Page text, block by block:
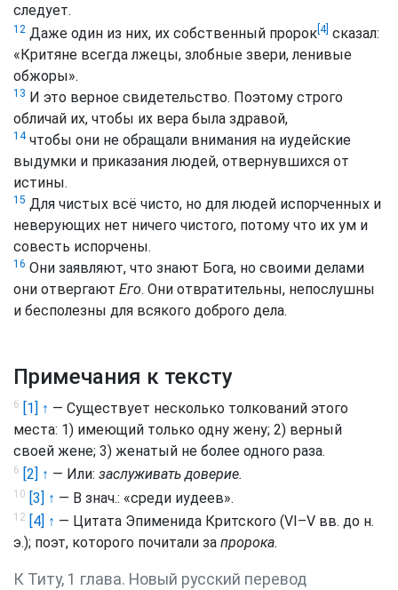
следует.
12 Даже один из них, их собственный пророк [4] сказал:
«Критяне всегда лжецы, злобные звери, ленивые
обжоры».
13 И это верное свидетельство. Поэтому строго
обличай их, чтобы их вера была здравой,
14чтобы они не обращали внимания на иудейские
выдумки и приказания людей, отвернувшихся от
истины.
15 Для чистых всё чисто, но для людей испорченных и
неверующих нет ничего чистого, потому что их ум и
совесть испорчены.
16 Они заявляют, что знают Бога, но своими делами
они отвергают Его. Они отвратительны, непослушны
и бесполезны для всякого доброго дела.
Примечания к тексту
6 [1] ↑ — Существует несколько толкований этого
места: 1) имеющий только одну жену; 2) верный
своей жене; 3) женатый не более одного раза.
6 [2] ↑ — Или: заслуживать доверие.
10 [3] ↑ — В знач.: «среди иудеев».
12 [4] ↑ — Цитата Эпименида Критского (VI–V вв. до н.
э.); поэт, которого почитали за пророка.
К Титу, 1 глава. Новый русский перевод